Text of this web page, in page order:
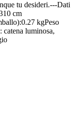
tu desideri.---Dati
cm
kgPeso
luminosa,